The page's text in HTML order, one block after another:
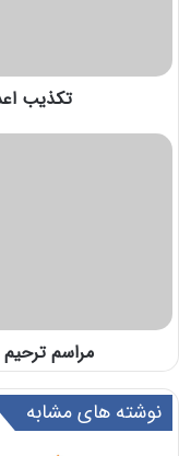
تکذیب
مراسم
نوشته های مشابه